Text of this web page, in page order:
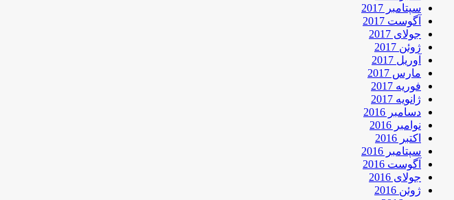
سپتامبر 2017
آگوست 2017
جولای 2017
ژوئن 2017
آوریل 2017
مارس 2017
فوریه 2017
ژانویه 2017
دسامبر 2016
نوامبر 2016
اکتبر 2016
سپتامبر 2016
آگوست 2016
جولای 2016
ژوئن 2016